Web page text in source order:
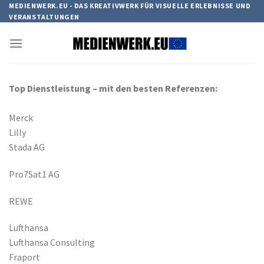
Zum
Inhalt
springen
MEDIENWERK.EU - DAS KREATIVWERK FÜR VISUELLE ERLEBNISSE UND
VERANSTALTUNGEN
Top Dienstleistung – mit den besten Referenzen:
Merck
Lilly
Stada AG
Pro7Sat1 AG
REWE
Lufthansa
Lufthansa Consulting
Fraport